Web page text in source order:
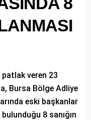
patlak veren 23
Bursa Bölge Adliye
eski başkanlar
8 sanığın